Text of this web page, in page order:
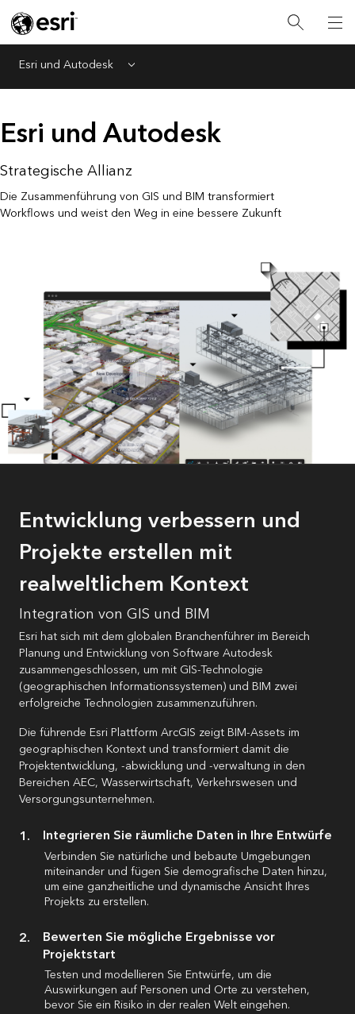
Esri und Autodesk Menu
Esri und Autodesk
Strategische Allianz
Die Zusammenführung von GIS und BIM transformiert
Workflows und weist den Weg in eine bessere Zukunft
Entwicklung verbessern und
Projekte erstellen mit
realweltlichem Kontext
Integration von GIS und BIM
Esri hat sich mit dem globalen Branchenführer im Bereich
Planung und Entwicklung von Software Autodesk
zusammengeschlossen, um mit GIS-Technologie
(geographischen Informationssystemen) und BIM zwei
erfolgreiche Technologien zusammenzuführen.
Die führende Esri Plattform ArcGIS zeigt BIM-Assets im
geographischen Kontext und transformiert damit die
Projektentwicklung, -abwicklung und -verwaltung in den
Bereichen AEC, Wasserwirtschaft, Verkehrswesen und
Versorgungsunternehmen.
Integrieren Sie räumliche Daten in Ihre Entwürfe
Verbinden Sie natürliche und bebaute Umgebungen
miteinander und fügen Sie demografische Daten hinzu,
um eine ganzheitliche und dynamische Ansicht Ihres
Projekts zu erstellen.
Bewerten Sie mögliche Ergebnisse vor
Projektstart
Testen und modellieren Sie Entwürfe, um die
Auswirkungen auf Personen und Orte zu verstehen,
bevor Sie ein Risiko in der realen Welt eingehen.